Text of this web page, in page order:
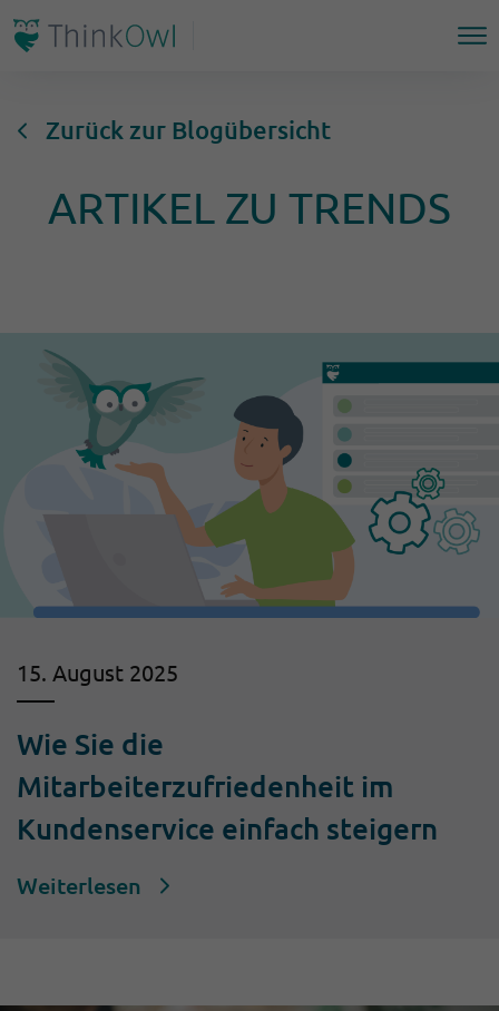
Zurück zur Blogübersicht
ARTIKEL ZU TRENDS
15. August 2025
Wie Sie die
Mitarbeiterzufriedenheit im
Kundenservice einfach steigern
Weiterlesen